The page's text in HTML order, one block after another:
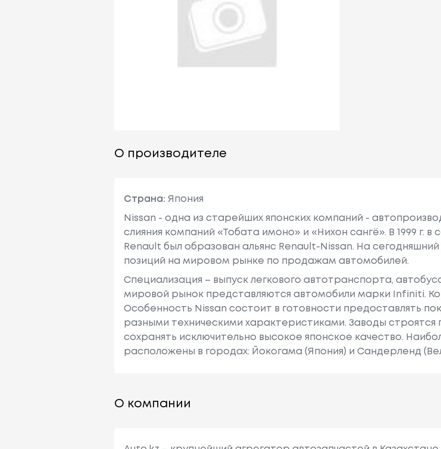
О производителе
Страна: Япония
Nissan - одна из старейших японских компаний -
слияния компаний «Тобата имоно» и «Нихон сангё». В 1999 г.
Renault был образован альянс Renault-Nissan. На
позиций на мировом рынке по продажам автомобилей.
Специализация – выпуск легкового автотранспорта,
мировой рынок представляются автомобили марки Infiniti.
Особенность Nissan состоит в готовности предоставлять
разными техническими характеристиками. Заводы
сохранять исключительно высокое японское качество.
расположены в городах: Йокогама (Япония) и Сандерленд
О компании